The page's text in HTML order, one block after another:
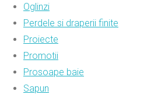
Oglinzi
Perdele si draperii finite
Proiecte
Promotii
Prosoape baie
Sapun